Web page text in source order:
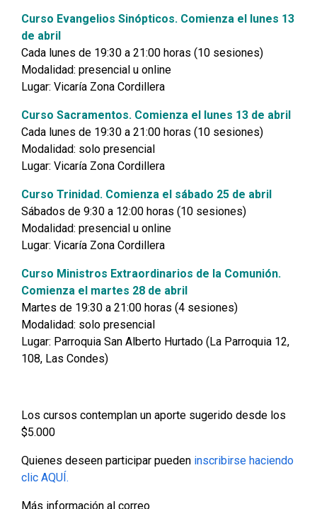
Curso Evangelios Sinópticos. Comienza el lunes 13
de abril
Cada lunes de 19:30 a 21:00 horas (10 sesiones)
Modalidad: presencial u online
Lugar: Vicaría Zona Cordillera
Curso Sacramentos. Comienza el lunes 13 de abril
Cada lunes de 19:30 a 21:00 horas (10 sesiones)
Modalidad: solo presencial
Lugar: Vicaría Zona Cordillera
Curso Trinidad. Comienza el sábado 25 de abril
Sábados de 9:30 a 12:00 horas (10 sesiones)
Modalidad: presencial u online
Lugar: Vicaría Zona Cordillera
Curso Ministros Extraordinarios de la Comunión.
Comienza el martes 28 de abril
Martes de 19:30 a 21:00 horas (4 sesiones)
Modalidad: solo presencial
Lugar: Parroquia San Alberto Hurtado (La Parroquia 12,
108, Las Condes)
Los cursos contemplan un aporte sugerido desde los
$5.000
Quienes deseen participar pueden inscribirse haciendo
clic AQUÍ.
Más información al correo